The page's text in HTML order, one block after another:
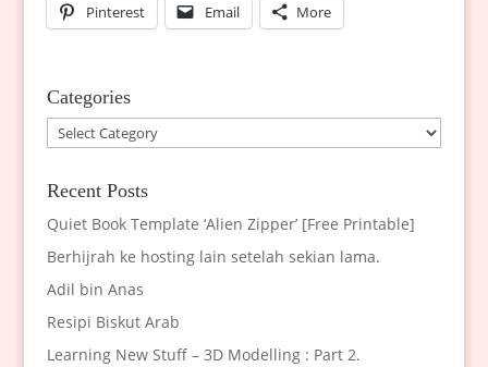
Pinterest Email More
Categories
Categories
Recent Posts
Quiet Book Template ‘Alien Zipper’ [Free Printable]
Berhijrah ke hosting lain setelah sekian lama.
Adil bin Anas
Resipi Biskut Arab
Learning New Stuff – 3D Modelling : Part 2.